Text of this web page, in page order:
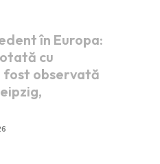
în Europa:
cu
fost observată